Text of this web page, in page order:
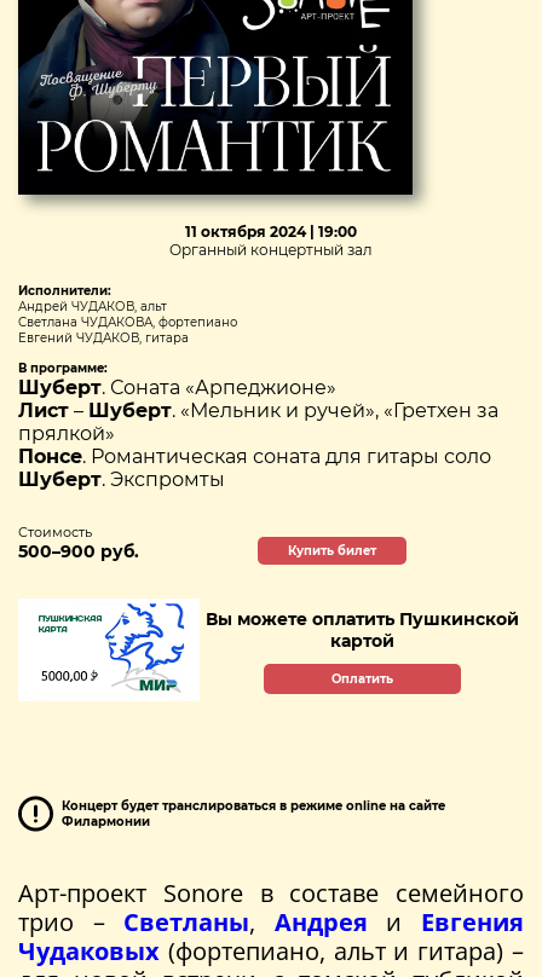
11 октября 2024 | 19:00
Органный концертный зал
Исполнители:
Андрей ЧУДАКОВ, альт
Светлана ЧУДАКОВА, фортепиано
Евгений ЧУДАКОВ, гитара
В программе:
Шуберт. Соната «Арпеджионе»
Лист – Шуберт. «Мельник и ручей», «Гретхен за
прялкой»
Понсе. Романтическая соната для гитары соло
Шуберт. Экспромты
Стоимость
500–900 руб. Купить билет
Вы можете оплатить Пушкинской
картой
Оплатить
Концерт будет транслироваться в режиме online на сайте
Филармонии
Арт-проект Sonore в составе семейного
трио – Светланы, Андрея и Евгения
Чудаковых (фортепиано, альт и гитара) –